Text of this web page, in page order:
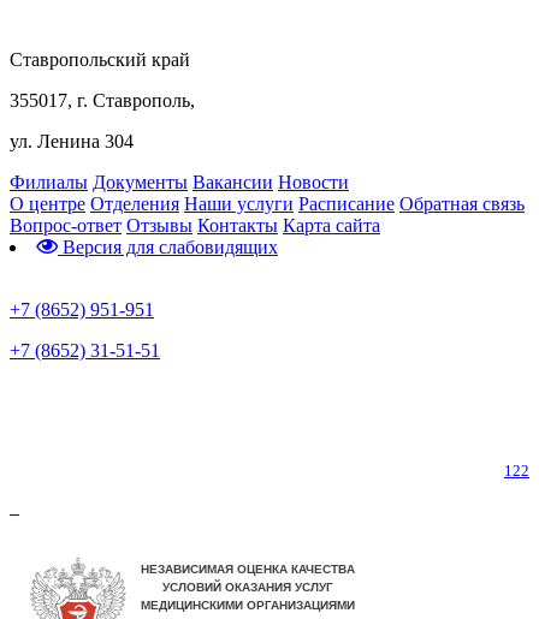
Ставропольский край
355017, г. Ставрополь,
ул. Ленина 304
Филиалы Документы Вакансии Новости
О центре Отделения Наши услуги Расписание Обратная связь
Вопрос-ответ Отзывы Контакты Карта сайта
Версия для слабовидящих
+7 (8652) 951-951
+7 (8652) 31-51-51
122